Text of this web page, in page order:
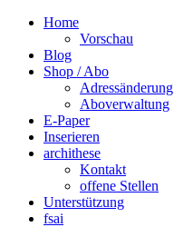
Home
Vorschau
Blog
Shop / Abo
Adressänderung
Aboverwaltung
E-Paper
Inserieren
archithese
Kontakt
offene Stellen
Unterstützung
fsai